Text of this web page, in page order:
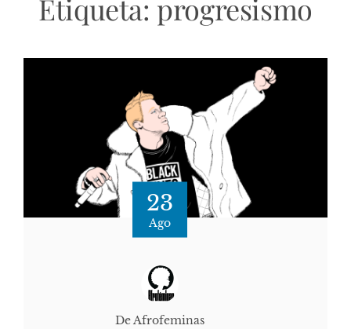
Etiqueta: progresismo
23
Ago
De Afrofeminas